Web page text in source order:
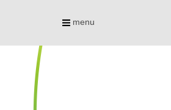
menu